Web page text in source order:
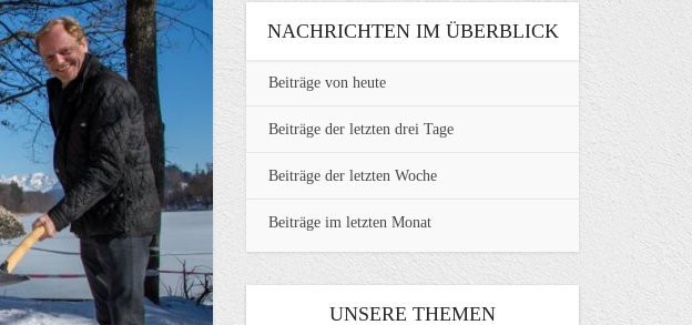
NACHRICHTEN IM ÜBERBLICK
Beiträge von heute
Beiträge der letzten drei Tage
Beiträge der letzten Woche
Beiträge im letzten Monat
UNSERE THEMEN